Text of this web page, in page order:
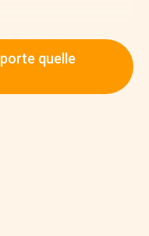
Paula, répondit
voulu travailler pour
et j’ai hâte
quelle